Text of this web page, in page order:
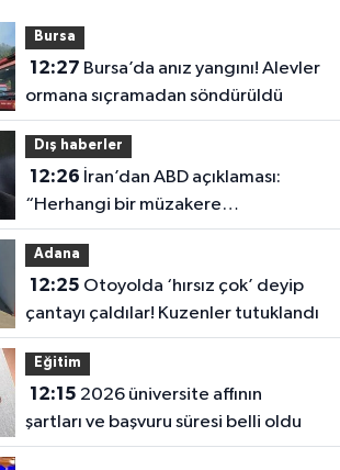
Bursa
12:27
ormana sıçramadan söndürüldü
Dış haberler
12:26
“Herhangi bir müzakere
yürütmüyoruz”
Adana
12:25
çantayı çaldılar! Kuzenler tutuklandı
Eğitim
12:15
şartları ve başvuru süresi belli oldu